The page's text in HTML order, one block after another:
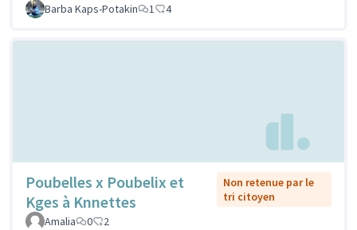
Barba Kaps-Potakin 1 4
Poubelles x Poubelix et
Kges à Knnettes
Non retenue par le
tri citoyen
Amalia
0 2